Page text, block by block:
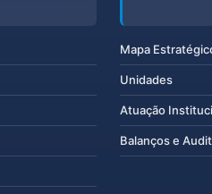
Mapa
Unidades
Atuação
Balanços e